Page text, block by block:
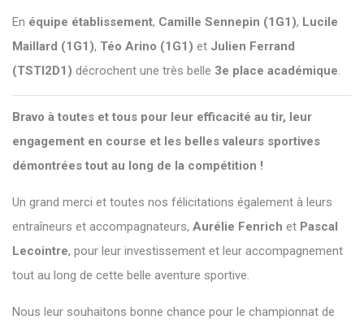
En équipe établissement, Camille Sennepin (1G1), Lucile
Maillard (1G1), Téo Arino (1G1) et Julien Ferrand
(TSTI2D1) décrochent une très belle 3e place académique.
Bravo à toutes et tous pour leur efficacité au tir, leur
engagement en course et les belles valeurs sportives
démontrées tout au long de la compétition !
Un grand merci et toutes nos félicitations également à leurs
entraîneurs et accompagnateurs, Aurélie Fenrich et Pascal
Lecointre, pour leur investissement et leur accompagnement
tout au long de cette belle aventure sportive.
Nous leur souhaitons bonne chance pour le championnat de